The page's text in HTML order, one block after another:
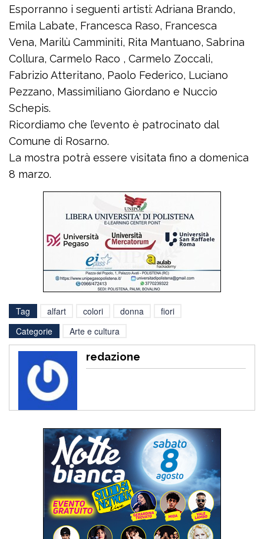
Esporranno i seguenti artisti: Adriana Brando,
Emila Labate, Francesca Raso, Francesca
Vena, Marilù Camminiti, Rita Mantuano, Sabrina
Collura, Carmelo Raco , Carmelo Zoccali,
Fabrizio Atteritano, Paolo Federico, Luciano
Pezzano, Massimiliano Giordano e Nuccio
Schepis.
Ricordiamo che l’evento è patrocinato dal
Comune di Rosarno.
La mostra potrà essere visitata fino a domenica
8 marzo.
Tag alfart colori donna
fiori
Categorie
Arte e cultura
redazione